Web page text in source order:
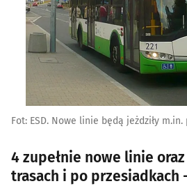
Fot: ESD. Nowe linie będą jeżdziły
4 zupełnie nowe linie
trasach i po przesiadkach